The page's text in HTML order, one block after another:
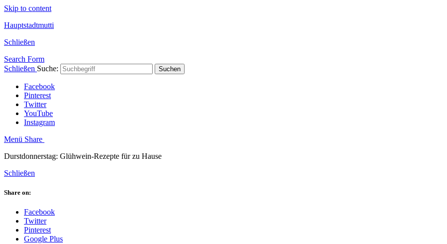
Skip to content
Hauptstadtmutti
Schließen
Search Form
Schließen Suche: Suchen
Facebook
Pinterest
Twitter
YouTube
Instagram
Menü Share
Durstdonnerstag: Glühwein-Rezepte für zu Hause
Schließen
Share on:
Facebook
Twitter
Pinterest
Google Plus